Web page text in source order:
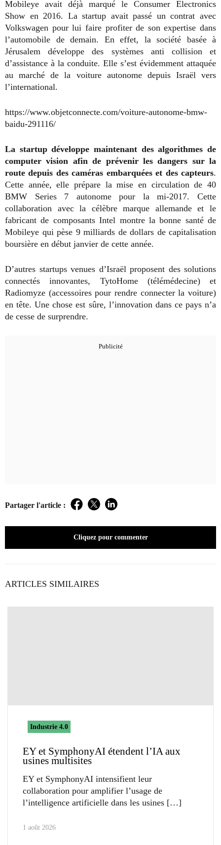
Mobileye avait déjà marqué le Consumer Electronics
Show en 2016. La startup avait passé un contrat avec
Volkswagen pour lui faire profiter de son expertise dans
l’automobile de demain. En effet, la société basée à
Jérusalem développe des systèmes anti collision et
d’assistance à la conduite. Elle s’est évidemment attaquée
au marché de la voiture autonome depuis Israël vers
l’international.
https://www.objetconnecte.com/voiture-autonome-bmw-
baidu-291116/
La startup développe maintenant des algorithmes de
computer vision afin de prévenir les dangers sur la
route depuis des caméras embarquées et des capteurs.
Cette année, elle prépare la mise en circulation de 40
BMW Series 7 autonome pour la mi-2017. Cette
collaboration avec la célèbre marque allemande et le
fabricant de composants Intel montre la bonne santé de
Mobileye qui pèse 9 milliards de dollars de capitalisation
boursière en début janvier de cette année.
D’autres startups venues d’Israël proposent des solutions
connectés innovantes, TytoHome (télémédecine) et
Radiomyze (accessoires pour rendre connecter la voiture)
en tête. Une chose est sûre, l’innovation dans ce pays n’a
de cesse de surprendre.
Partager l'article : Facebook
TwitterLinkedIn
Cliquez pour commenter
ARTICLES SIMILAIRES
Industrie 4.0
EY et SymphonyAI étendent l’IA aux
usines multisites
EY et SymphonyAI intensifient leur
collaboration pour amplifier l’usage de
l’intelligence artificielle dans les usines
1 août 2026